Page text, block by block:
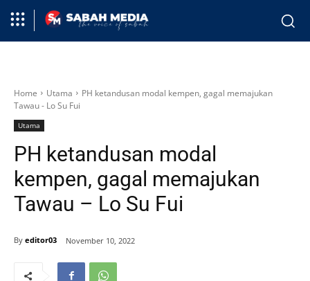
Home Utama
PH ketandusan modal kempen, gagal memajukan
Tawau - Lo Su Fui
Utama
PH ketandusan modal
kempen, gagal memajukan
Tawau – Lo Su Fui
By editor03 November 10, 2022